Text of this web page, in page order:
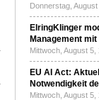
Donnerstag,
ElringKlinger
Management
Mittwoch, August
EU AI Act:
Notwendigkeit
Mittwoch, August